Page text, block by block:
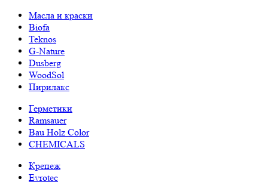
Масла и краски
Biofa
Teknos
G-Nature
Dusberg
WoodSol
Пирилакс
Герметики
Ramsauer
Bau Holz Color
CHEMICALS
Крепеж
Evrotec